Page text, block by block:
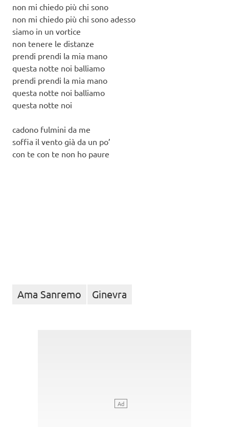
non mi chiedo più chi sono
non mi chiedo più chi sono adesso
siamo in un vortice
non tenere le distanze
prendi prendi la mia mano
questa notte noi balliamo
prendi prendi la mia mano
questa notte noi balliamo
questa notte noi
cadono fulmini da me
soffia il vento già da un po’
con te con te non ho paure
Ama Sanremo Ginevra